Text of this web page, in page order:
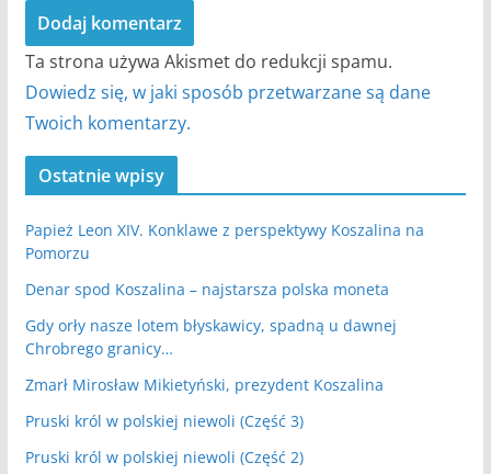
Ta strona używa Akismet do redukcji spamu.
Dowiedz się, w jaki sposób przetwarzane są dane
Twoich komentarzy.
Ostatnie wpisy
Papież Leon XIV. Konklawe z perspektywy Koszalina na
Pomorzu
Denar spod Koszalina – najstarsza polska moneta
Gdy orły nasze lotem błyskawicy, spadną u dawnej
Chrobrego granicy…
Zmarł Mirosław Mikietyński, prezydent Koszalina
Pruski król w polskiej niewoli (Część 3)
Pruski król w polskiej niewoli (Część 2)